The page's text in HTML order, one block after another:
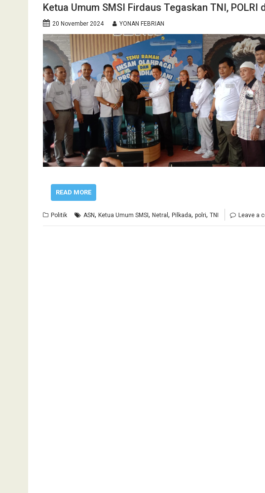
Ketua Umum SMSI Firdaus Tegaskan TNI,
20 November 2024 YONAN FEBRIAN
READ MORE
Politik ASN, Ketua Umum SMSI , Netral , Pilkada, polri, TNI Leave a